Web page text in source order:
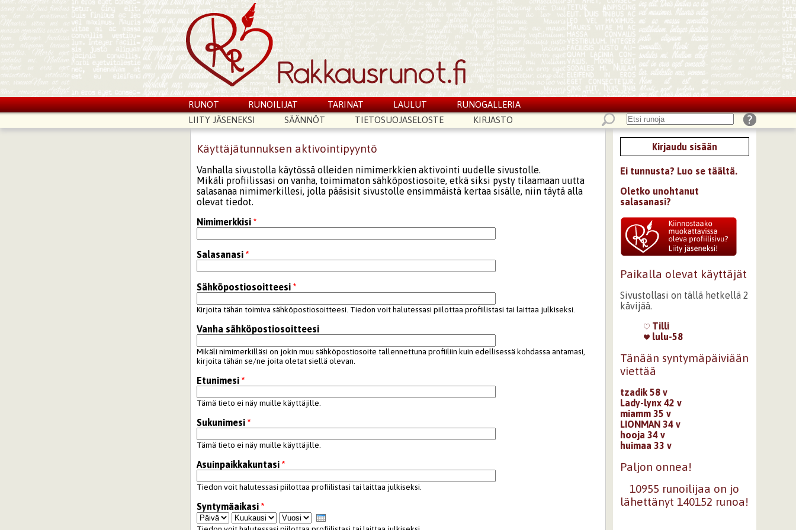
RUNOT RUNOILIJAT TARINAT LAULUT
RUNOGALLERIA
LIITY JÄSENEKSI
SÄÄNNÖT TIETOSUOJASELOSTE KIRJASTO
Käyttäjätunnuksen aktivointipyyntö
Vanhalla sivustolla käytössä olleiden nimimerkkien aktivointi uudelle sivustolle.
Mikäli profiilissasi on vanha, toimimaton sähköpostiosoite, etkä siksi pysty tilaamaan uutta
salasanaa nimimerkillesi, jolla pääsisit sivustolle ensimmäistä kertaa sisälle, niin täytä alla
olevat tiedot.
Nimimerkkisi*
Salasanasi*
Sähköpostiosoitteesi*
Kirjoita tähän toimiva sähköpostiosoitteesi. Tiedon voit halutessasi piilottaa profiilistasi tai laittaa julkiseksi.
Vanha sähköpostiosoitteesi
Mikäli nimimerkilläsi on jokin muu sähköpostiosoite tallennettuna profiiliin kuin edellisessä kohdassa antamasi,
kirjoita tähän se/ne joita oletat siellä olevan.
Etunimesi*
Tämä tieto ei näy muille käyttäjille.
Sukunimesi*
Tämä tieto ei näy muille käyttäjille.
Asuinpaikkakuntasi*
Tiedon voit halutessasi piilottaa profiilistasi tai laittaa julkiseksi.
Syntymäaikasi*
Päivä
Kuukausi Vuosi
Kirjaudu sisään
Ei tunnusta? Luo se täältä.
Oletko unohtanut
salasanasi?
Paikalla olevat käyttäjät
Sivustollasi on tällä hetkellä 2
kävijää.
Tilli
lulu-58
Tänään syntymäpäiviään
viettää
tzadik 58 v
Lady-lynx 42 v
miamm 35 v
LIONMAN 34 v
hooja 34 v
huimaa 33 v
Paljon onnea!
10955 runoilijaa on jo
lähettänyt 140152 runoa!